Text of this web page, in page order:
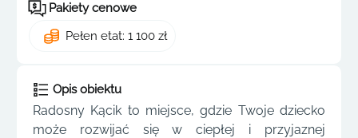
Pakiety cenowe
Pełen etat: 1 100 zł
Opis obiektu
Radosny Kącik to miejsce, gdzie Twoje dziecko
może rozwijać się w ciepłej i przyjaznej